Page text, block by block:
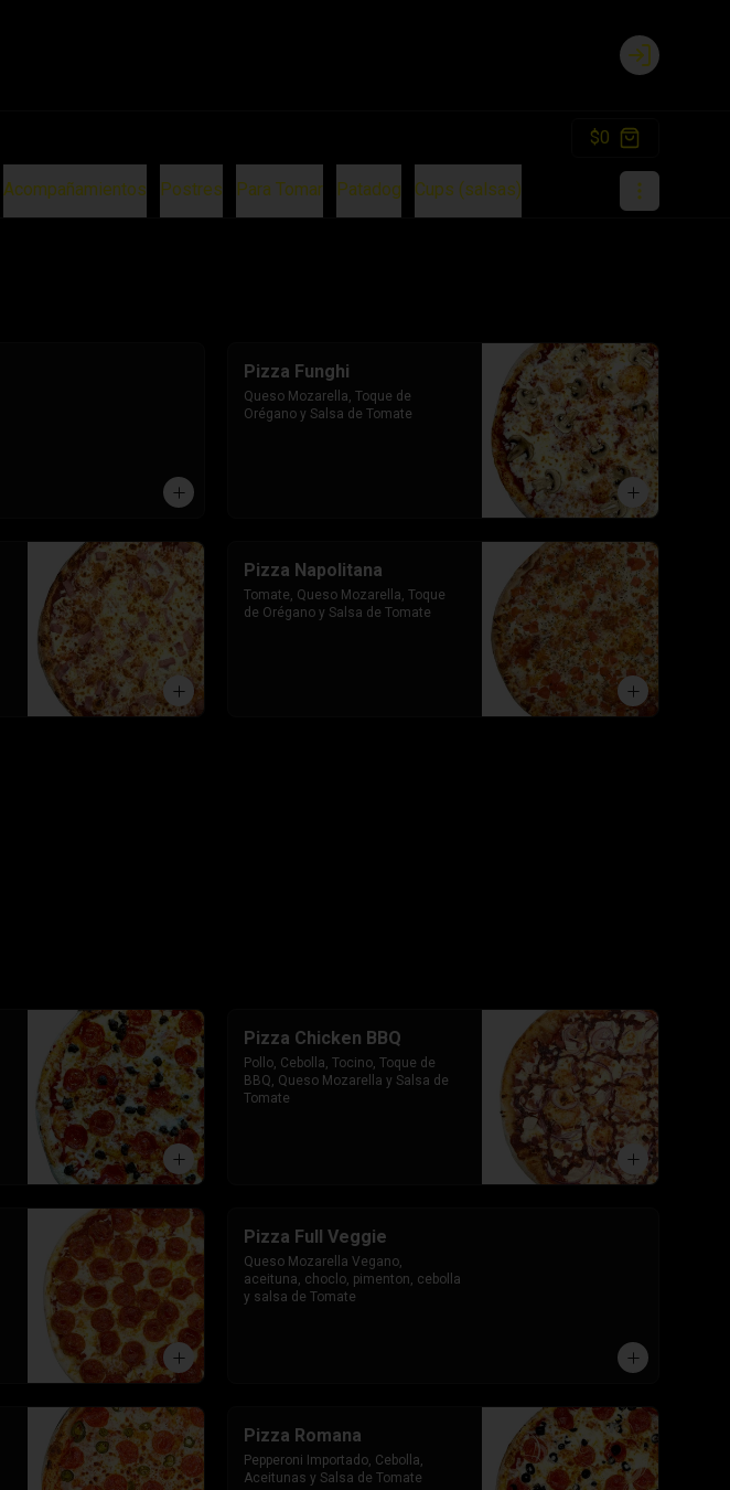
Login
$0
Acompañamientos Postres Para Tomar Patadog Cups (salsas)
Pizza Funghi
Queso Mozarella, Toque de
Orégano y Salsa de Tomate
Pizza Napolitana
Tomate, Queso Mozarella, Toque
de Orégano y Salsa de Tomate
Pizza Chicken BBQ
Pollo, Cebolla, Tocino, Toque de
BBQ, Queso Mozarella y Salsa de
Tomate
Pizza Full Veggie
Queso Mozarella Vegano,
aceituna, choclo, pimenton, cebolla
y salsa de Tomate
Pizza Romana
Pepperoni Importado, Cebolla,
Aceitunas y Salsa de Tomate